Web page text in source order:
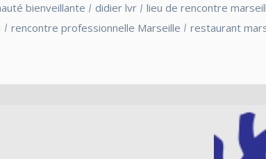
bienveillante didier lvr lieu de rencontre
rencontre professionnelle Marseille restaurant